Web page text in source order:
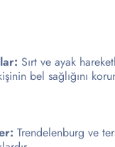
Sırt ve ayak
bel sağlığını
Trendelenburg ve